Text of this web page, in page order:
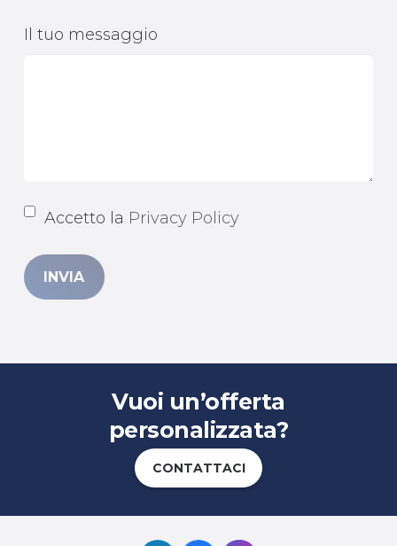
Il tuo messaggio
Accetto la Privacy Policy
Vuoi un’offerta
personalizzata?
CONTATTACI